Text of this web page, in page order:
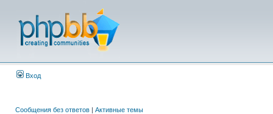
Вход
Сообщения без ответов | Активные темы